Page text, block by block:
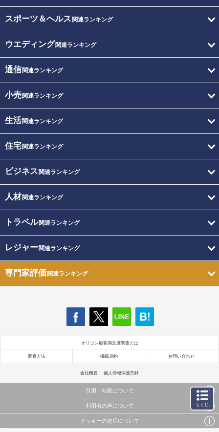
スポーツ＆ヘルス 関連ランキング
ウエディング関連ランキング
通信関連ランキング
小売関連ランキング
生活関連ランキング
住宅関連ランキング
ビジネス 関連ランキング
人材関連ランキング
トラベル関連ランキング
レジャー関連ランキング
専門家評価関連ランキング
オリコン顧客満足度調査とは
調査方法 掲載規約 お問い合わせ
会社概要 個人情報保護方針
引用・転載について
当サイトで公開されている情報（文字、写真、イラスト、画像データ等）及びこれらの配置・
これらの情報を権利者の許可なく無断転載・複製などの二次利用を行うことは固く禁じており
利用者の声について
当サイトに掲載している内容はすべてサービスの利用者が提出された見解・感想です。
クッキーの使用について
もくじ